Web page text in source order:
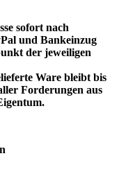
sofort nach
und Bankeinzug
der jeweiligen
Ware bleibt bis
Forderungen aus